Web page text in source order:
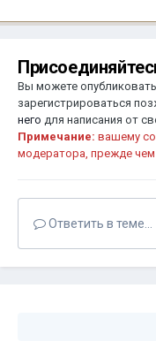
Вы можете
зарегистрироваться
него для написания от
Примечание: вашему
модератора, прежде чем
Ответить в теме...